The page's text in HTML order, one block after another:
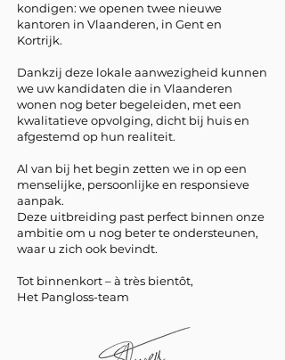
kondigen: we openen twee nieuwe
kantoren in Vlaanderen, in Gent en
Kortrijk.
Dankzij deze lokale aanwezigheid kunnen
we uw kandidaten die in Vlaanderen
wonen nog beter begeleiden, met een
kwalitatieve opvolging, dicht bij huis en
afgestemd op hun realiteit.
Al van bij het begin zetten we in op een
menselijke, persoonlijke en responsieve
aanpak.
Deze uitbreiding past perfect binnen onze
ambitie om u nog beter te ondersteunen,
waar u zich ook bevindt.
Tot binnenkort – à très bientôt,
Het Pangloss-team